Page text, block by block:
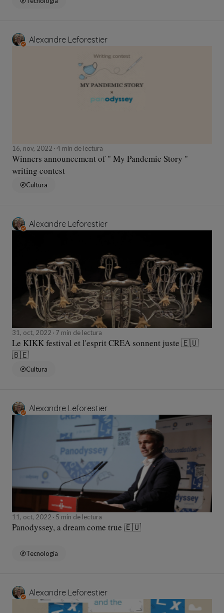
Alexandre Leforestier
16, nov, 2022 4 min de lectura
Winners announcement of " My Pandemic Story "
writing contest
Cultura
Alexandre Leforestier
31, oct, 2022 7 min de lectura
Le KIKK festival et l'esprit CREA sonnent juste 🇪🇺
🇧🇪
Cultura
Alexandre Leforestier
11, oct, 2022 5 min de lectura
Panodyssey, a dream come true 🇪🇺
Tecnología
Alexandre Leforestier